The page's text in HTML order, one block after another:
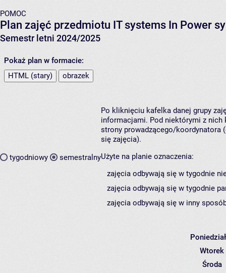
POMOC
Plan zajęć przedmiotu IT systems In Power
Semestr letni 2024/2025
Pokaż plan w formacie:
HTML (stary)
obrazek
tygodniowy semestralny
Po kliknięciu kafelka danej grupy
informacjami. Pod niektórymi z nich
strony prowadzącego/koordynatora
się zajęcia).
Użyte na planie oznaczenia:
zajęcia odbywają się w tygodnie
zajęcia odbywają się w tygodnie
zajęcia odbywają się w inny
Wtorek
Środa